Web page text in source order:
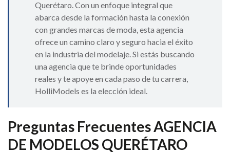
Querétaro. Con un enfoque integral que
abarca desde la formación hasta la conexión
con grandes marcas de moda, esta agencia
ofrece un camino claro y seguro hacia el éxito
en la industria del modelaje. Si estás buscando
una agencia que te brinde oportunidades
reales y te apoye en cada paso de tu carrera,
HolliModels es la elección ideal.
Preguntas FrecuentesAGENCIA
DE MODELOS QUERÉTARO